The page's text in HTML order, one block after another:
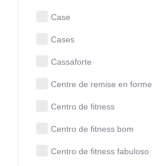
Case
Cases
Cassaforte
Centre de remise en forme
Centro de fitness
Centro de fitness bom
Centro de fitness fabuloso